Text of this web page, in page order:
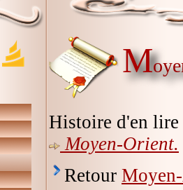
M
Histoire d'en
Moyen-Orient.
Retour